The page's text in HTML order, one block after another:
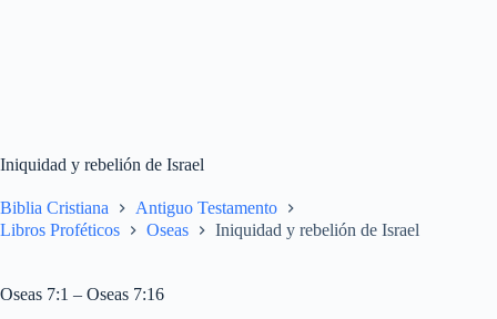
Iniquidad y rebelión de Israel
Biblia Cristiana
Antiguo Testamento
Libros Proféticos
Oseas Iniquidad y rebelión de Israel
Oseas 7:1 – Oseas 7:16